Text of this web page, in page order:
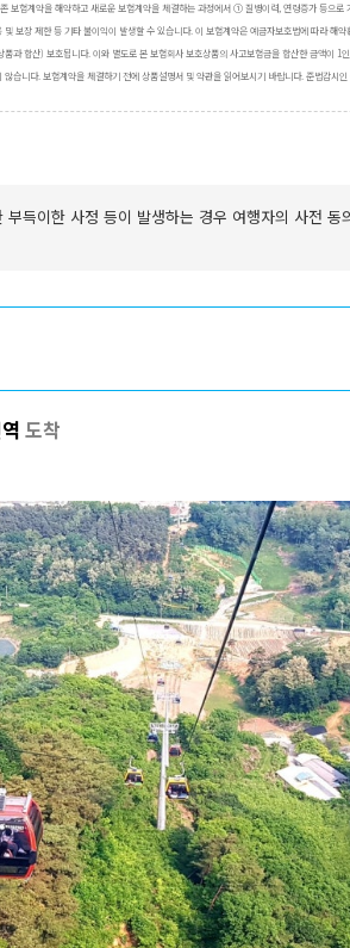
보험계약을 해약하고 새로운 보험계약을 체결하는 과정에서 ① 질병이력, 연령증가 등으
및 보장 제한 등 기타 불이익이 발생할 수 있습니다. 이 보험계약은 예금자보호법에 따라 해
품과 합산) 보호됩니다. 이와 별도로 본 보험회사 보호상품의 사고보험금을 합산한 금액이
않습니다. 보험계약을 체결하기 전에 상품설명서 및 약관을 읽어보시기 바랍니다. 준법감시
득이한 사정 등이 발생하는 경우 여행자의 사전
도착